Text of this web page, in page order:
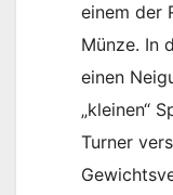
einem der
Münze. In
einen
„kleinen“
Turner